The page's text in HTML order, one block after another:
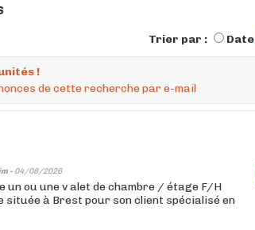
Trier par : Date
!
de cette recherche par e-mail
- 04/08/2026
ou une v alet de chambre / étage F/H
située à Brest pour son client spécialisé en